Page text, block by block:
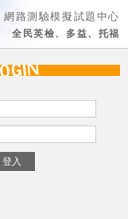
網路測驗模擬試題中心
全民英檢、多益、托福